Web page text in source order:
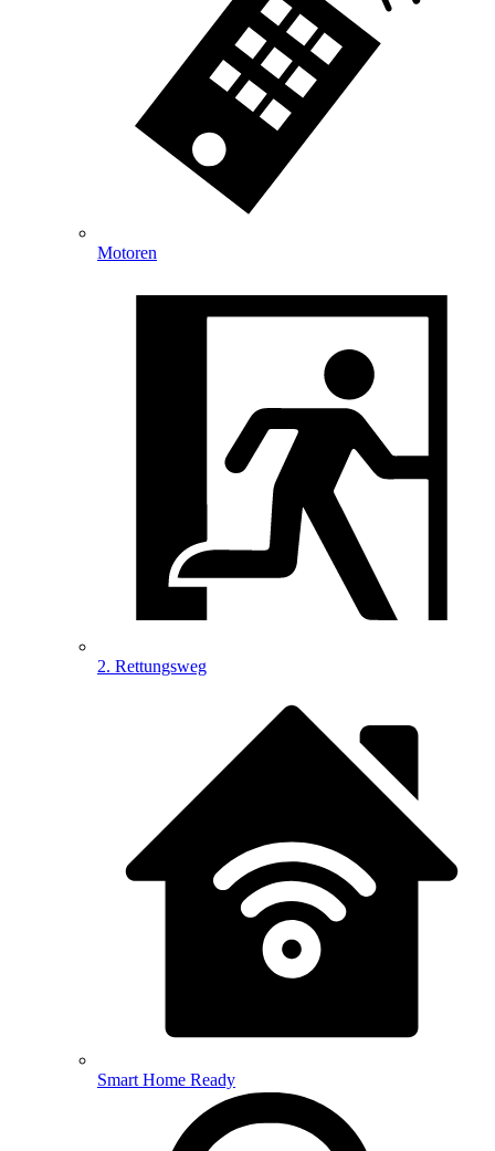
Motoren
2. Rettungsweg
Smart Home Ready